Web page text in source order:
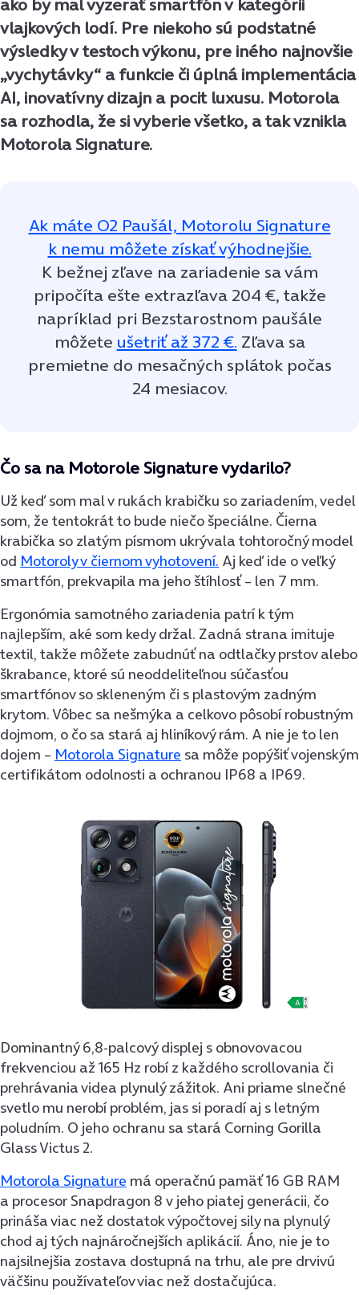
vlajkových lodí. Pre niekoho sú podstatné
výsledky v testoch výkonu, pre iného najnovšie
„vychytávky“ a funkcie či úplná implementácia
AI, inovatívny dizajn a pocit luxusu. Motorola
sa rozhodla, že si vyberie všetko, a tak vznikla
Motorola Signature.
Ak máte O2 Paušál, Motorolu Signature
k nemu môžete získať výhodnejšie.
K bežnej zľave na zariadenie sa vám
pripočíta ešte extrazľava 204 €, takže
napríklad pri Bezstarostnom paušále
môžete ušetriť až 372 €. Zľava sa
premietne do mesačných splátok počas
24 mesiacov.
Čo sa na Motorole Signature vydarilo?
Už keď som mal v rukách krabičku so zariadením, vedel
som, že tentokrát to bude niečo špeciálne. Čierna
krabička so zlatým písmom ukrývala tohtoročný model
od Motoroly v čiernom vyhotovení. Aj keď ide o veľký
smartfón, prekvapila ma jeho štíhlosť – len 7 mm.
Ergonómia samotného zariadenia patrí k tým
najlepším, aké som kedy držal. Zadná strana imituje
textil, takže môžete zabudnúť na odtlačky prstov alebo
škrabance, ktoré sú neoddeliteľnou súčasťou
smartfónov so skleneným či s plastovým zadným
krytom. Vôbec sa nešmýka a celkovo pôsobí robustným
dojmom, o čo sa stará aj hliníkový rám. A nie je to len
dojem – Motorola Signature sa môže popýšiť vojenským
certifikátom odolnosti a ochranou IP68 a IP69.
Dominantný 6,8-palcový displej s obnovovacou
frekvenciou až 165 Hz robí z každého scrollovania či
prehrávania videa plynulý zážitok. Ani priame slnečné
svetlo mu nerobí problém, jas si poradí aj s letným
poludním. O jeho ochranu sa stará Corning Gorilla
Glass Victus 2.
Motorola Signature má operačnú pamäť 16 GB RAM
a procesor Snapdragon 8 v jeho piatej generácii, čo
prináša viac než dostatok výpočtovej sily na plynulý
chod aj tých najnáročnejších aplikácií. Áno, nie je to
najsilnejšia zostava dostupná na trhu, ale pre drvivú
väčšinu používateľov viac než dostačujúca.